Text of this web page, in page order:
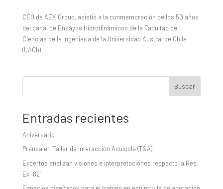
CEO de AEX Group, asistió a la conmemoración de los 50 años
del canal de Ensayos Hidrodinámicos de la Facultad de
Ciencias de la Ingeniería de la Universidad Austral de Chile
(UACh).
Buscar
Entradas recientes
Aniversario
Prensa en Taller de Interacción Acuícola (T&A)
Expertos analizan visiones e interpretaciones respecto la Res.
Ex 1821